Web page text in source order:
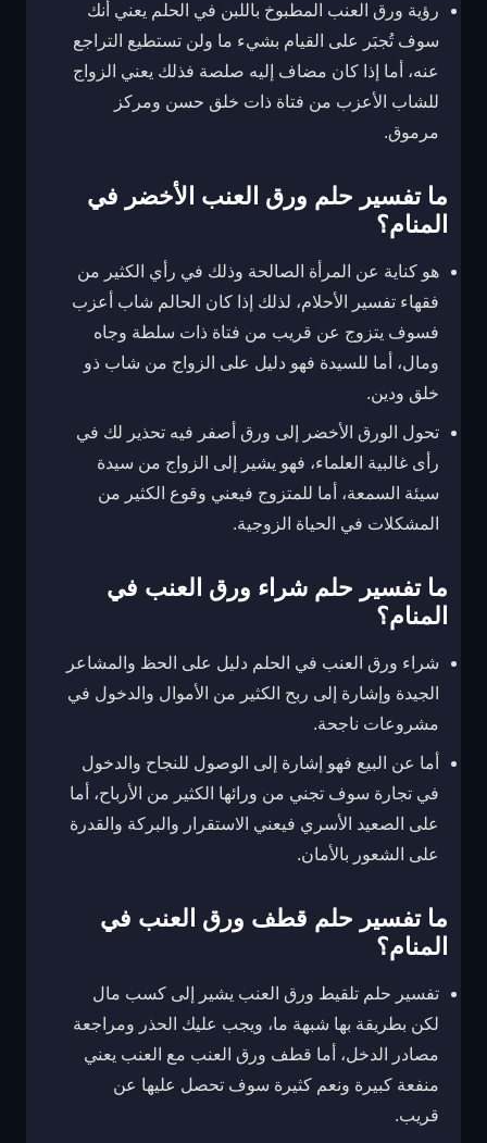
رؤية ورق العنب المطبوخ باللبن في الحلم يعني أنك
سوف تُجبَر على القيام بشيء ما ولن تستطيع التراجع
عنه، أما إذا كان مضاف إليه صلصة فذلك يعني الزواج
للشاب الأعزب من فتاة ذات خلق حسن ومركز
مرموق.
ما تفسير حلم ورق العنب الأخضر في
المنام؟
هو كناية عن المرأة الصالحة وذلك في رأي الكثير من
فقهاء تفسير الأحلام، لذلك إذا كان الحالم شاب أعزب
فسوف يتزوج عن قريب من فتاة ذات سلطة وجاه
ومال، أما للسيدة فهو دليل على الزواج من شاب ذو
خلق ودين.
تحول الورق الأخضر إلى ورق أصفر فيه تحذير لك في
رأى غالبية العلماء، فهو يشير إلى الزواج من سيدة
سيئة السمعة، أما للمتزوج فيعني وقوع الكثير من
المشكلات في الحياة الزوجية.
ما تفسير حلم شراء ورق العنب في
المنام؟
شراء ورق العنب في الحلم دليل على الحظ والمشاعر
الجيدة وإشارة إلى ربح الكثير من الأموال والدخول في
مشروعات ناجحة.
أما عن البيع فهو إشارة إلى الوصول للنجاح والدخول
في تجارة سوف تجني من ورائها الكثير من الأرباح، أما
على الصعيد الأسري فيعني الاستقرار والبركة والقدرة
على الشعور بالأمان.
ما تفسير حلم قطف ورق العنب في
المنام؟
تفسير حلم تلقيط ورق العنب يشير إلى كسب مال
لكن بطريقة بها شبهة ما، ويجب عليك الحذر ومراجعة
مصادر الدخل، أما قطف ورق العنب مع العنب يعني
منفعة كبيرة ونعم كثيرة سوف تحصل عليها عن
قريب.